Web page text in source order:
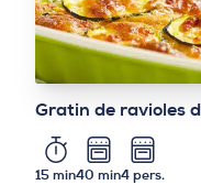
Gratin de ravioles
15 min40 min4 pers.